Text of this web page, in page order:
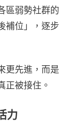
區弱勢社群的
補位」，逐步
更先進，而是
正被接住。
力